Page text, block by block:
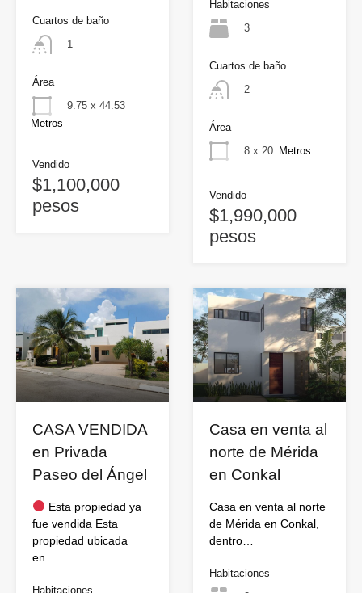
Cuartos de baño
1
Área
9.75 x 44.53
Metros
Vendido
$1,100,000
pesos
Habitaciones
3
Cuartos de baño
2
Área
8 x 20 Metros
Vendido
$1,990,000
pesos
CASA VENDIDA
en Privada
Paseo del Ángel
Esta propiedad ya
fue vendida Esta
propiedad ubicada
en…
Habitaciones
Casa en venta al
norte de Mérida
en Conkal
Casa en venta al norte
de Mérida en Conkal,
dentro…
Habitaciones